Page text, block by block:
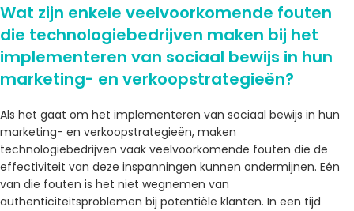
Wat zijn enkele veelvoorkomende fouten
die technologiebedrijven maken bij het
implementeren van sociaal bewijs in hun
marketing- en verkoopstrategieën?
Als het gaat om het implementeren van sociaal bewijs in hun
marketing- en verkoopstrategieën, maken
technologiebedrijven vaak veelvoorkomende fouten die de
effectiviteit van deze inspanningen kunnen ondermijnen. Eén
van die fouten is het niet wegnemen van
authenticiteitsproblemen bij potentiële klanten. In een tijd